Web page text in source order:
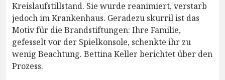
Kreislaufstillstand. Sie wurde reanimiert, verstarb
jedoch im Krankenhaus. Geradezu skurril ist das
Motiv für die Brandstiftungen: Ihre Familie,
gefesselt vor der Spielkonsole, schenkte ihr zu
wenig Beachtung. Bettina Keller berichtet über den
Prozess.